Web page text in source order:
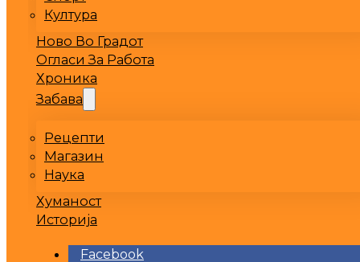
Култура
Ново Во Градот
Огласи За Работа
Хроника
Забава
Рецепти
Магазин
Наука
Хуманост
Историја
Facebook